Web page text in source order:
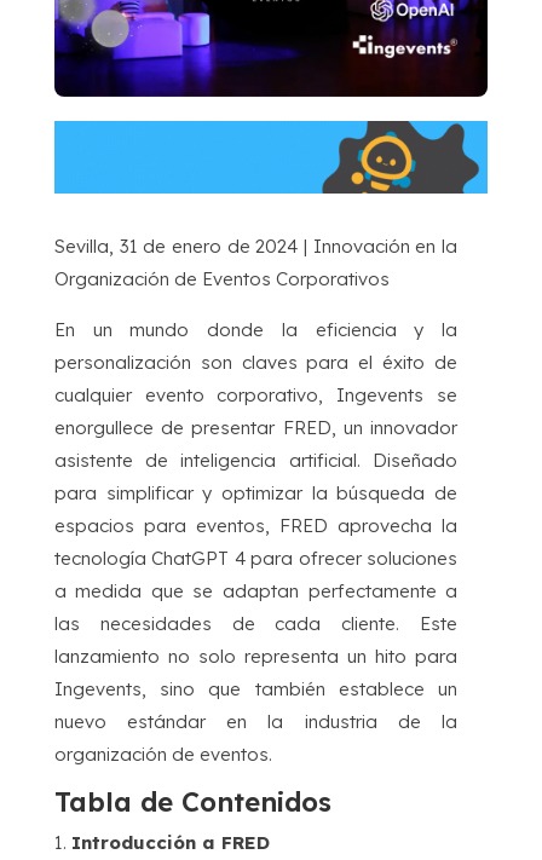
Sevilla, 31 de enero de 2024 | Innovación en la
Organización de Eventos Corporativos
En un mundo donde la eficiencia y la
personalización son claves para el éxito de
cualquier evento corporativo, Ingevents se
enorgullece de presentar FRED, un innovador
asistente de inteligencia artificial. Diseñado
para simplificar y optimizar la búsqueda de
espacios para eventos, FRED aprovecha la
tecnología ChatGPT 4 para ofrecer soluciones
a medida que se adaptan perfectamente a
las necesidades de cada cliente. Este
lanzamiento no solo representa un hito para
Ingevents, sino que también establece un
nuevo estándar en la industria de la
organización de eventos.
Tabla de Contenidos
Introducción a FRED